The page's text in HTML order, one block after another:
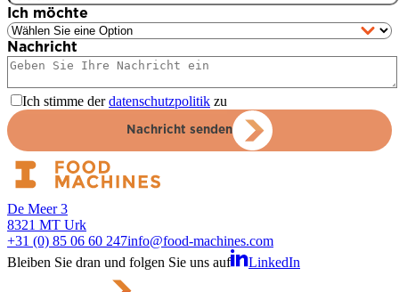
Ich möchte
Nachricht
Ich stimme derdatenschutzpolitik zu
Nachricht senden
De Meer 3
8321 MT Urk
+31 (0) 85 06 60 247info@food-machines.com
Bleiben Sie dran und folgen Sie uns auf
LinkedIn